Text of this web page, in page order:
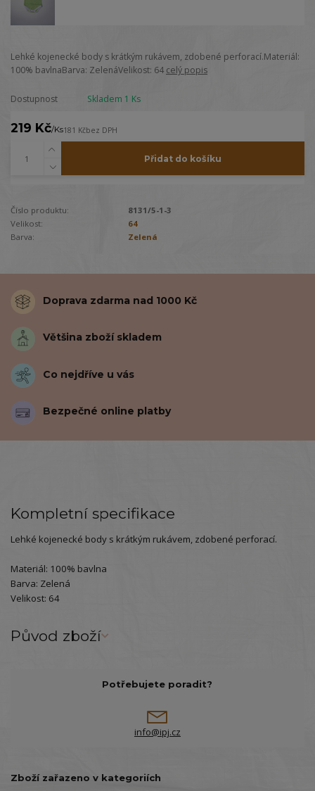
Lehké kojenecké body s krátkým rukávem, zdobené perforací.Materiál:
100% bavlnaBarva: ZelenáVelikost: 64 celý popis
Dostupnost Skladem 1 Ks
219 Kč/Ks181 Kčbez DPH
Přidat do košíku
Číslo produktu:
8131/5-1-3
Velikost:
64
Barva:
Zelená
Doprava zdarma nad 1000 Kč
Většina zboží skladem
Co nejdříve u vás
Bezpečné online platby
Kompletní specifikace
Lehké kojenecké body s krátkým rukávem, zdobené perforací.
Materiál: 100% bavlna
Barva: Zelená
Velikost: 64
Původ zboží
Potřebujete poradit?
info@ipj.cz
Zboží zařazeno v kategoriích